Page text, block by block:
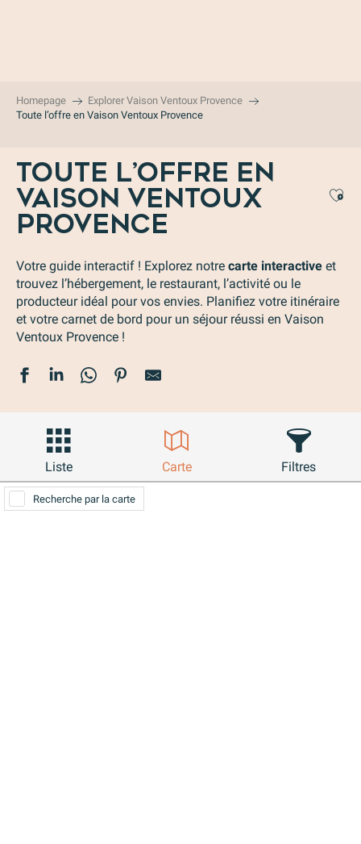
Homepage
Explorer Vaison Ventoux Provence
Toute l’offre en Vaison Ventoux Provence
TOUTE L’OFFRE EN
VAISON VENTOUX
PROVENCE
Votre guide interactif ! Explorez notre carte interactive et
trouvez l’hébergement, le restaurant, l’activité ou le
producteur idéal pour vos envies. Planifiez votre itinéraire
et votre carnet de bord pour un séjour réussi en Vaison
Ventoux Provence !
Liste Carte Filtres
Recherche par la carte